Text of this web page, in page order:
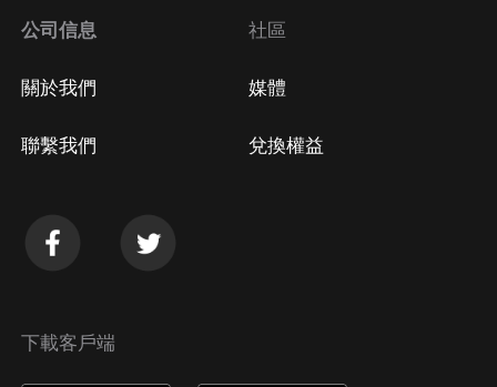
公司信息
關於我們
聯繫我們
社區
媒體
兌換權益
下載客戶端